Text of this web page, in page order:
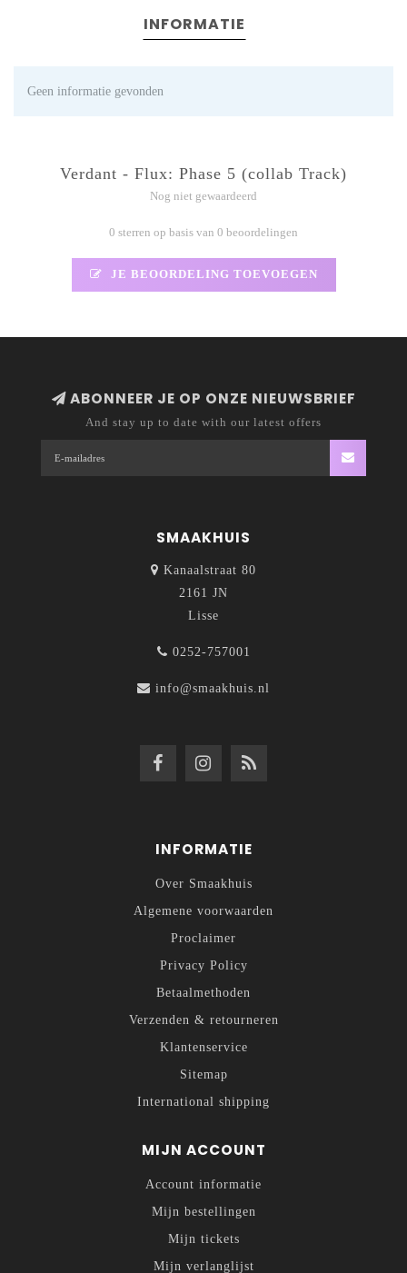
INFORMATIE
Geen informatie gevonden
Verdant - Flux: Phase 5 (collab Track)
Nog niet gewaardeerd
0 sterren op basis van 0 beoordelingen
JE BEOORDELING TOEVOEGEN
ABONNEER JE OP ONZE NIEUWSBRIEF
And stay up to date with our latest offers
SMAAKHUIS
Kanaalstraat 80
2161 JN
Lisse
0252-757001
info@smaakhuis.nl
INFORMATIE
Over Smaakhuis
Algemene voorwaarden
Proclaimer
Privacy Policy
Betaalmethoden
Verzenden & retourneren
Klantenservice
Sitemap
International shipping
MIJN ACCOUNT
Account informatie
Mijn bestellingen
Mijn tickets
Mijn verlanglijst